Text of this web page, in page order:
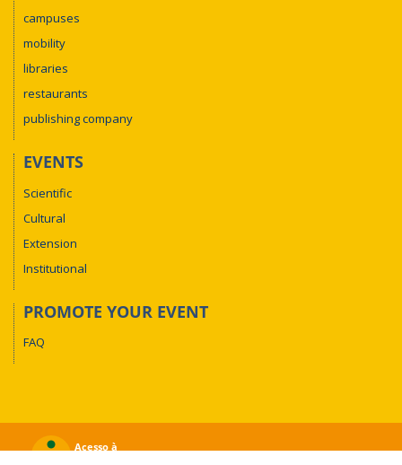
campuses
mobility
libraries
restaurants
publishing company
EVENTS
Scientific
Cultural
Extension
Institutional
PROMOTE YOUR EVENT
FAQ